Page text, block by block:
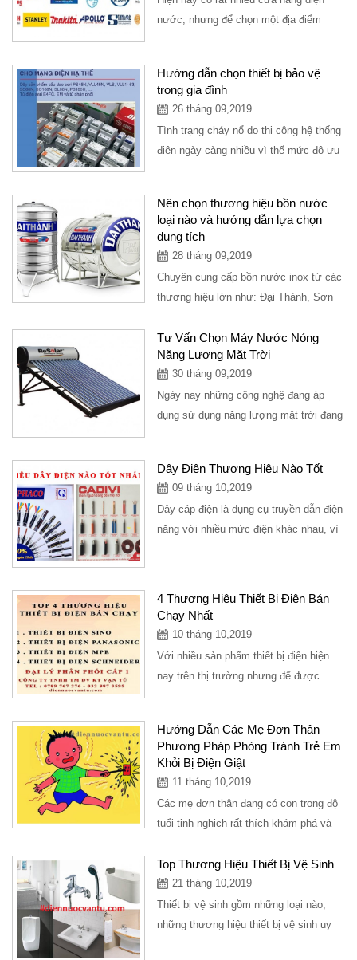
nước, nhưng để chọn một địa điểm
Hướng dẫn chọn thiết bị bảo vệ
trong gia đình
26 tháng 09,2019
Tình trạng cháy nổ do thi công hệ thống
điện ngày càng nhiều vì thế mức độ ưu
Nên chọn thương hiệu bồn nước
loại nào và hướng dẫn lựa chọn
dung tích
28 tháng 09,2019
Chuyên cung cấp bồn nước inox từ các
thương hiệu lớn như: Đại Thành, Sơn
giao...
Tư Vấn Chọn Máy Nước Nóng
Năng Lượng Mặt Trời
30 tháng 09,2019
Ngày nay những công nghệ đang áp
dụng sử dụng năng lượng mặt trời đang
Dây Điện Thương Hiệu Nào Tốt
09 tháng 10,2019
Dây cáp điện là dụng cụ truyền dẫn điện
năng với nhiều mức điện khác nhau, vì
4 Thương Hiệu Thiết Bị Điện Bán
Chạy Nhất
10 tháng 10,2019
Với nhiều sản phẩm thiết bị điện hiện
nay trên thị trường nhưng để được
Hướng Dẫn Các Mẹ Đơn Thân
Phương Pháp Phòng Tránh Trẻ Em
Khỏi Bị Điện Giật
11 tháng 10,2019
Các mẹ đơn thân đang có con trong độ
tuổi tinh nghịch rất thích khám phá và
điện,...
Top Thương Hiệu Thiết Bị Vệ Sinh
21 tháng 10,2019
Thiết bị vệ sinh gồm những loại nào,
những thương hiệu thiết bị vệ sinh uy